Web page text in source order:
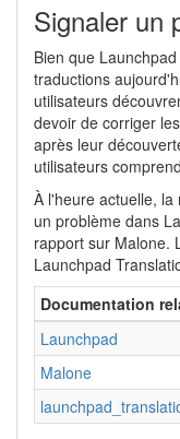
Signaler un
Bien que
traductions
utilisateurs
devoir de corriger
après leur
utilisateurs
À l'heure actuelle,
un problème dans
rapport sur Malone.
Launchpad
Documentation
Launchpad
Malone